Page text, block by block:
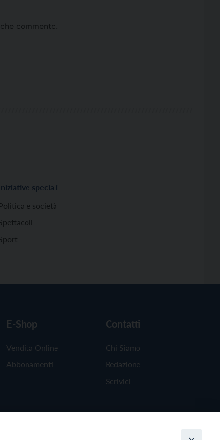
commento.
Iniziative speciali
Politica e società
E-Shop
Vendita Online
Abbonamenti
Contatti
Chi Siamo
Redazione
Scrivici